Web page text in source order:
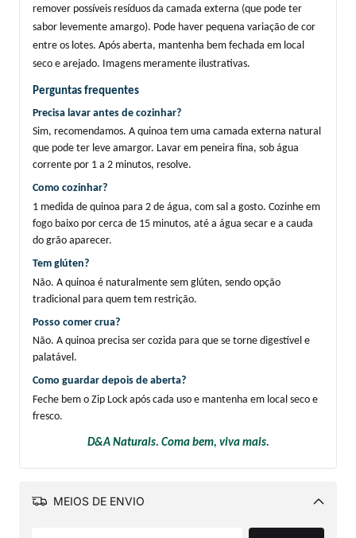
remover possíveis resíduos da camada externa (que pode ter
sabor levemente amargo). Pode haver pequena variação de cor
entre os lotes. Após aberta, mantenha bem fechada em local
seco e arejado. Imagens meramente ilustrativas.
Perguntas frequentes
Precisa lavar antes de cozinhar?
Sim, recomendamos. A quinoa tem uma camada externa natural
que pode ter leve amargor. Lavar em peneira fina, sob água
corrente por 1 a 2 minutos, resolve.
Como cozinhar?
1 medida de quinoa para 2 de água, com sal a gosto. Cozinhe em
fogo baixo por cerca de 15 minutos, até a água secar e a cauda
do grão aparecer.
Tem glúten?
Não. A quinoa é naturalmente sem glúten, sendo opção
tradicional para quem tem restrição.
Posso comer crua?
Não. A quinoa precisa ser cozida para que se torne digestível e
palatável.
Como guardar depois de aberta?
Feche bem o Zip Lock após cada uso e mantenha em local seco e
fresco.
D&A Naturals. Coma bem, viva mais.
MEIOS DE ENVIO
Alterar CEP